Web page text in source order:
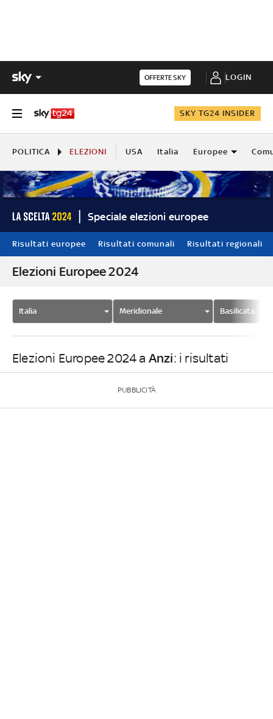
OFFERTE SKY LOGIN
SKY TG24 INSIDER
POLITICA ELEZIONI USA Italia Europee
Speciale elezioni europee
Risultati europee Risultati comunali Risultati regionali
Elezioni Europee 2024
Italia Meridionale Basilicata
Elezioni Europee 2024 a Anzi: i risultati
PUBBLICITÀ